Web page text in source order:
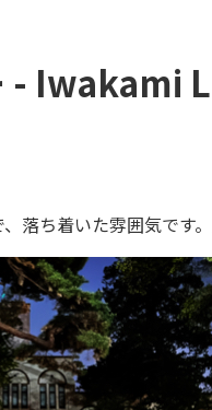
- Iwakami
落ち着いた雰囲気です。